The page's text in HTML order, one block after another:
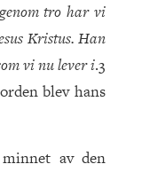
tro har vi
Kristus. Han
vi nu lever i.3
blev hans
av den